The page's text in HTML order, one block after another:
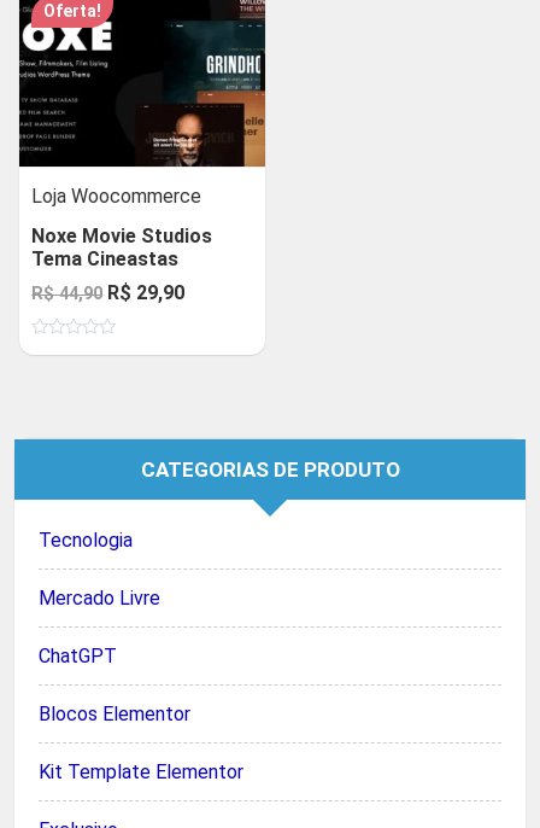
Oferta!
Loja Woocommerce
Noxe Movie Studios
Tema Cineastas
R$44,90 O
preço
original
R$ 29,90O
atual
CATEGORIAS DE PRODUTO
Tecnologia
Mercado Livre
ChatGPT
Blocos Elementor
Kit Template Elementor